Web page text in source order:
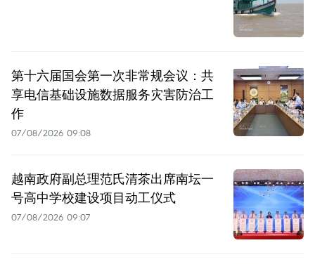
第十六届国会第一次非常规会议：共
享电信基础设施数据服务灾害防治工
作
07/08/2026 09:08
越南政府副总理范氏清茶出席南坛一
号高中学校建设项目动工仪式
07/08/2026 09:07